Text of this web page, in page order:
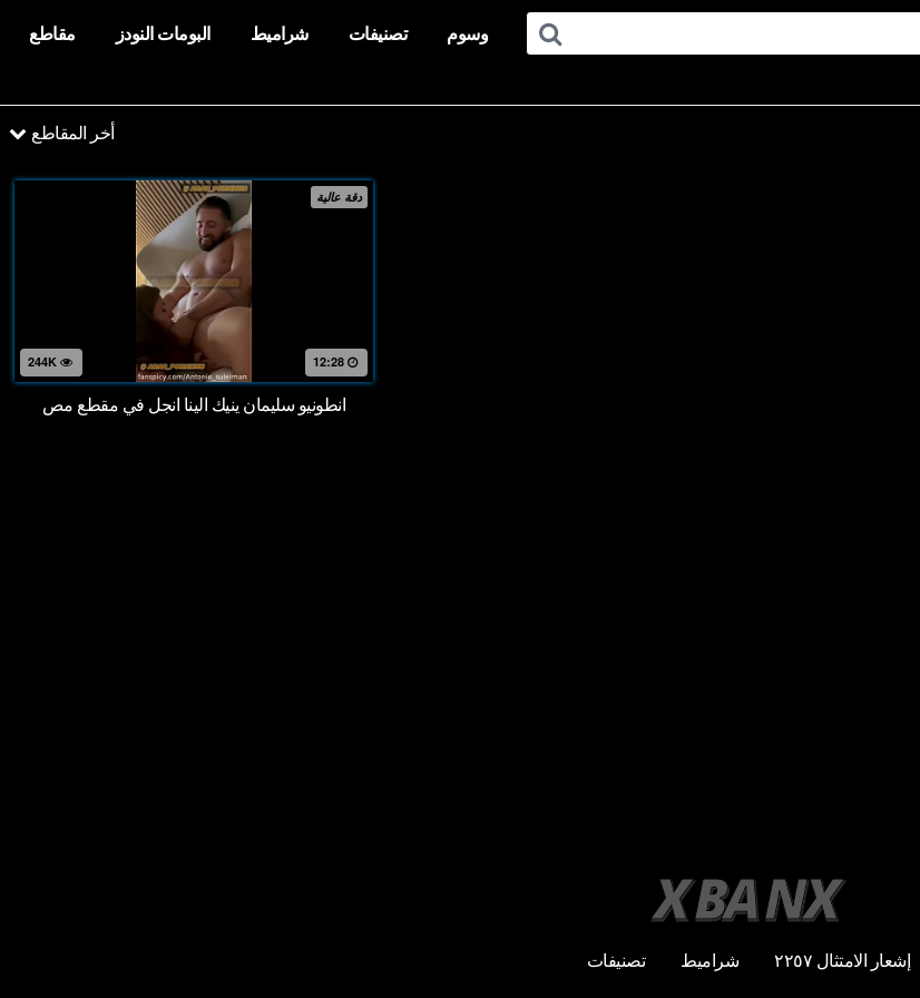
مقاطع البومات النودز شراميط تصنيفات وسوم
أخر المقاطع
دقة عالية
12:28
انطونيو سليمان ينيك الينا انجل في مقطع مص
إشعار الامتثال ٢٢٥٧ شراميط تصنيفات